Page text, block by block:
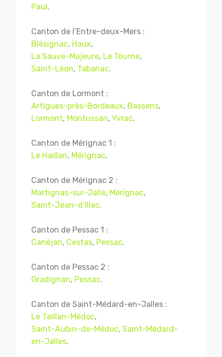
Paul.
Canton de l’Entre-deux-Mers :
Blésignac, Haux,
La Sauve-Majeure, Le Tourne,
Saint-Léon, Tabanac.
Canton de Lormont :
Artigues-près-Bordeaux, Bassens,
Lormont, Montussan, Yvrac.
Canton de Mérignac 1 :
Le Haillan, Mérignac.
Canton de Mérignac 2 :
Martignas-sur-Jalle, Mérignac,
Saint-Jean-d’Illac.
Canton de Pessac 1 :
Canéjan, Cestas, Pessac.
Canton de Pessac 2 :
Gradignan, Pessac.
Canton de Saint-Médard-en-Jalles :
Le Taillan-Médoc,
Saint-Aubin-de-Médoc, Saint-Médard-
en-Jalles.